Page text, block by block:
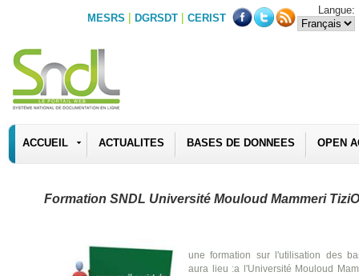
MESRS | DGRSDT | CERIST
Langue:
ACCUEIL ACTUALITES BASES DE DONNEES OPEN
Formation SNDL Université Mouloud Mammeri
une formation sur l'utilisation des
aura lieu :a l'Université Mouloud